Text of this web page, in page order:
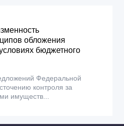
обложения
бюджетного
Федеральной
контроля за
имуществ...